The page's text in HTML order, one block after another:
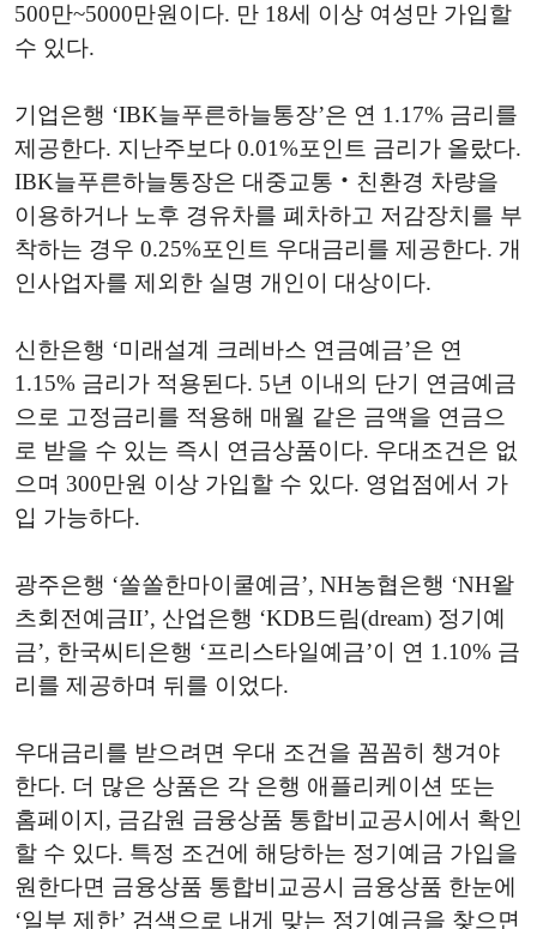
500만~5000만원이다. 만 18세 이상 여성만 가입할
수 있다.
기업은행 ‘IBK늘푸른하늘통장’은 연 1.17% 금리를
제공한다. 지난주보다 0.01%포인트 금리가 올랐다.
IBK늘푸른하늘통장은 대중교통‧친환경 차량을
이용하거나 노후 경유차를 폐차하고 저감장치를 부
착하는 경우 0.25%포인트 우대금리를 제공한다. 개
인사업자를 제외한 실명 개인이 대상이다.
신한은행 ‘미래설계 크레바스 연금예금’은 연
1.15% 금리가 적용된다. 5년 이내의 단기 연금예금
으로 고정금리를 적용해 매월 같은 금액을 연금으
로 받을 수 있는 즉시 연금상품이다. 우대조건은 없
으며 300만원 이상 가입할 수 있다. 영업점에서 가
입 가능하다.
광주은행 ‘쏠쏠한마이쿨예금’, NH농협은행 ‘NH왈
츠회전예금II’, 산업은행 ‘KDB드림(dream) 정기예
금’, 한국씨티은행 ‘프리스타일예금’이 연 1.10% 금
리를 제공하며 뒤를 이었다.
우대금리를 받으려면 우대 조건을 꼼꼼히 챙겨야
한다. 더 많은 상품은 각 은행 애플리케이션 또는
홈페이지, 금감원 금융상품 통합비교공시에서 확인
할 수 있다. 특정 조건에 해당하는 정기예금 가입을
원한다면 금융상품 통합비교공시 금융상품 한눈에
‘일부 제한’ 검색으로 내게 맞는 정기예금을 찾으면